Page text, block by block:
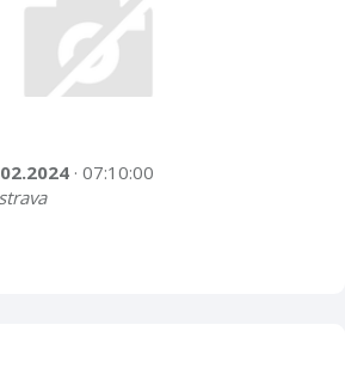
· 07:10:00